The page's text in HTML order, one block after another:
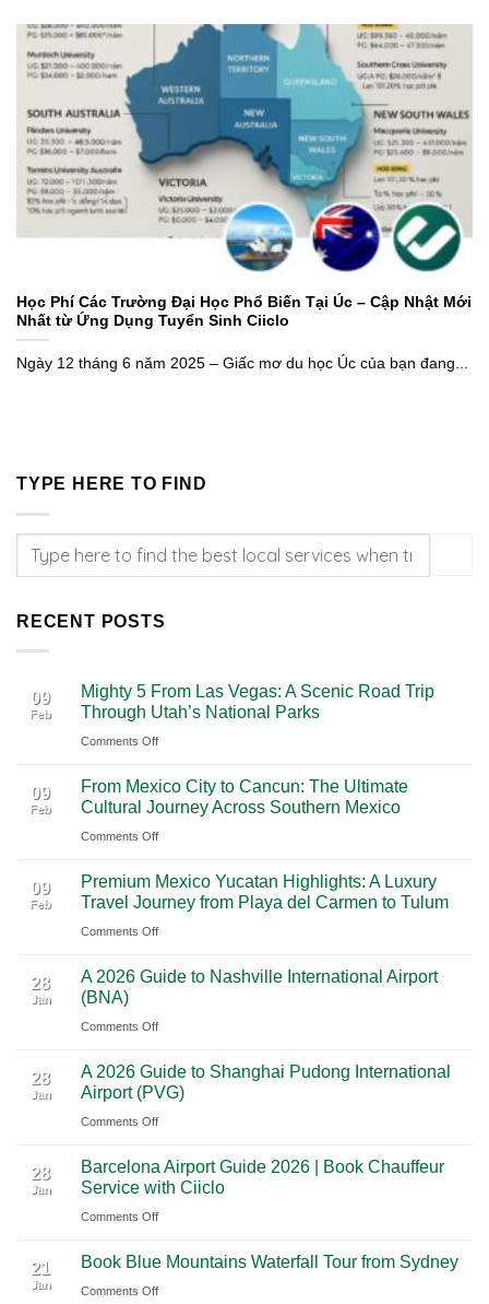
Học Phí Các Trường Đại Học Phổ Biến Tại Úc – Cập Nhật Mới
Nhất từ Ứng Dụng Tuyển Sinh Ciiclo
Ngày 12 tháng 6 năm 2025 – Giấc mơ du học Úc của bạn đang...
TYPE HERE TO FIND
RECENT POSTS
09
Feb
Mighty 5 From Las Vegas: A Scenic Road Trip
Through Utah’s National Parks
Comments Offon
5
From
Las
A
Scenic
Road
Through
National
09
Feb
From Mexico City to Cancun: The Ultimate
Cultural Journey Across Southern Mexico
Comments Offon
Mexico
City
to
The
Cultural
Across
Southern
Mexico
09
Feb
Premium Mexico Yucatan Highlights: A Luxury
Travel Journey from Playa del Carmen to Tulum
Comments Offon
Mexico
Highlights:
Luxury
Travel
Journey
Playa
del
Carmen
Tulum
28
Jan
A 2026 Guide to Nashville International Airport
(BNA)
Comments Offon
2026
Guide
to
International
Airport
(BNA)
28
Jan
A 2026 Guide to Shanghai Pudong International
Airport (PVG)
Comments Offon
2026
Guide
to
Pudong
International
28
Jan
Barcelona Airport Guide 2026 | Book Chauffeur
Service with Ciiclo
Comments Offon
Airport
Guide
21
Jan
Book Blue Mountains Waterfall Tour from Sydney
Comments Offon